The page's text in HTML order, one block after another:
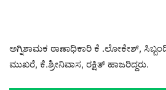
ಅಗ್ನಿಶಾಮಕ ಠಾಣಾಧಿಕಾರಿ ಕೆ .ಲೋಕೇಶ್,
ಮುಖರೆ, ಕೆ.ಶ್ರೀನಿವಾಸ, ರಕ್ಷಿತ್ ಹಾಜರಿದ್ದರು.